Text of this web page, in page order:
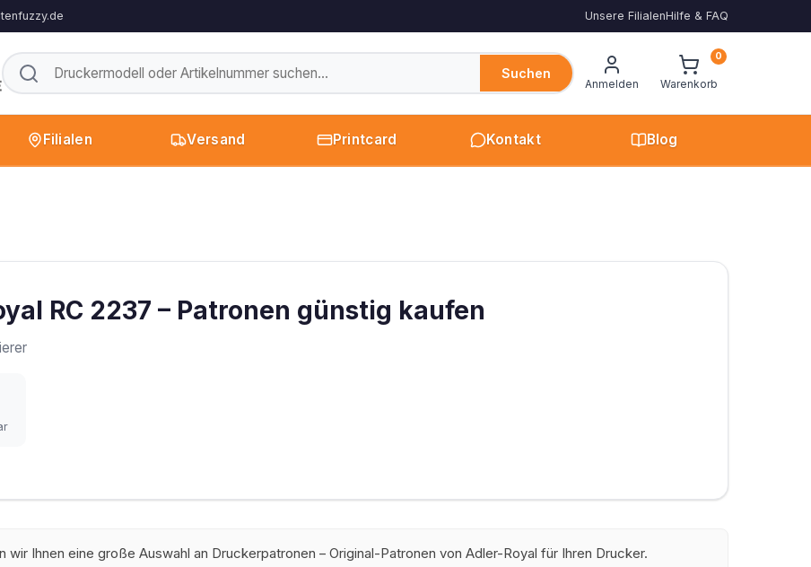
Unsere FilialenHilfe & FAQ
Suchen
Anmelden Warenkorb
0
Filialen Versand Printcard Kontakt Blog
RC 2237 – Patronen günstig kaufen
wir Ihnen eine große Auswahl an Druckerpatronen – Original-Patronen von Adler-Royal für Ihren Drucker.